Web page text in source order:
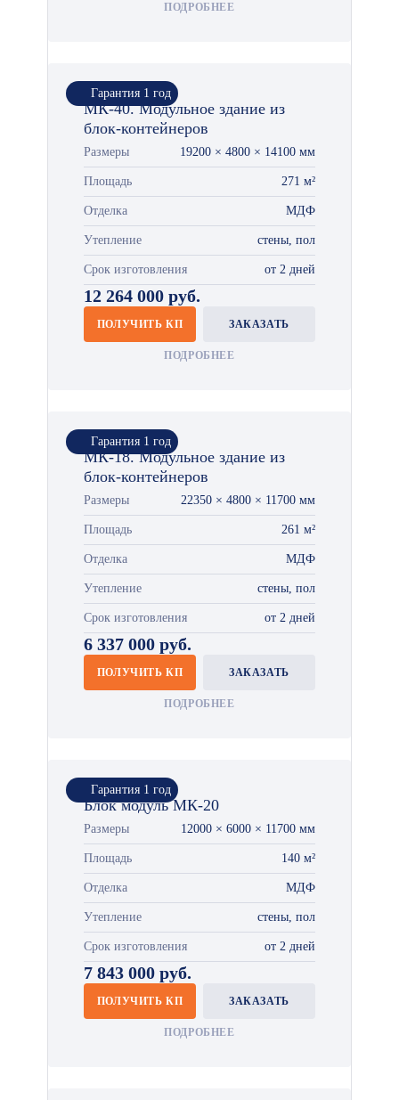
ПОДРОБНЕЕ
Гарантия 1 год
МК-40. Модульное здание из
блок-контейнеров
Размеры 19200 × 4800 × 14100 мм
Площадь 271 м²
Отделка МДФ
Утепление стены, пол
Срок изготовления от 2 дней
12 264 000 руб.
ПОЛУЧИТЬ КП ЗАКАЗАТЬ
ПОДРОБНЕЕ
Гарантия 1 год
МК-18. Модульное здание из
блок-контейнеров
Размеры 22350 × 4800 × 11700 мм
Площадь 261 м²
Отделка МДФ
Утепление стены, пол
Срок изготовления от 2 дней
6 337 000 руб.
ПОЛУЧИТЬ КП ЗАКАЗАТЬ
ПОДРОБНЕЕ
Гарантия 1 год
Блок модуль МК-20
Размеры 12000 × 6000 × 11700 мм
Площадь 140 м²
Отделка МДФ
Утепление стены, пол
Срок изготовления от 2 дней
7 843 000 руб.
ПОЛУЧИТЬ КП ЗАКАЗАТЬ
ПОДРОБНЕЕ